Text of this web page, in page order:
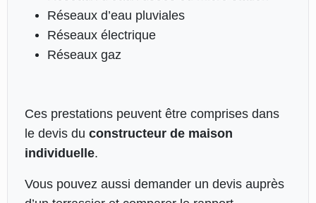
Réseaux d’eau pluviales
Réseaux électrique
Réseaux gaz
Ces prestations peuvent être comprises dans
le devis du constructeur de maison
individuelle.
Vous pouvez aussi demander un devis auprès